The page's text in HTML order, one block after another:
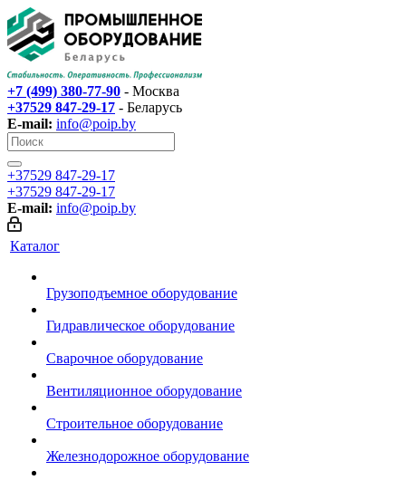
+7 (499) 380-77-90 - Москва
+37529 847-29-17‬ - Беларусь
E-mail: info@poip.by
+37529 847-29-17‬
+37529 847-29-17‬
E-mail: info@poip.by
Каталог
Грузоподъемное оборудование
Гидравлическое оборудование
Сварочное оборудование
Вентиляционное оборудование
Строительное оборудование
Железнодорожное оборудование